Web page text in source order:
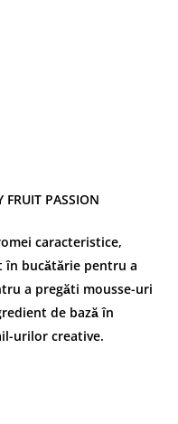
FRUIT PASSION
caracteristice,
în bucătărie pentru a
a pregăti mousse-uri
de bază în
urilor creative.